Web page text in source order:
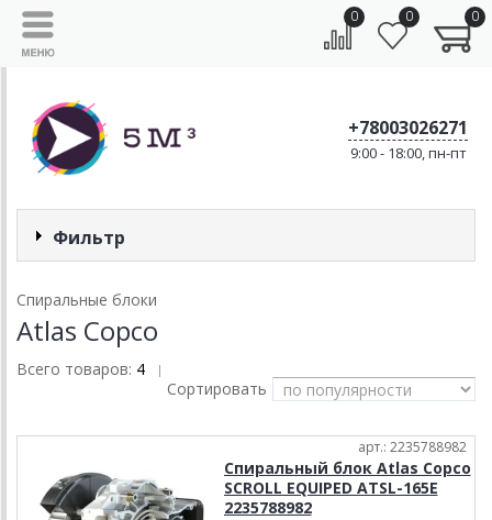
0 0 0
+78003026271
9:00 - 18:00, пн-пт
Фильтр
Спиральные блоки
Atlas Copco
Всего товаров: 4 |
Сортировать
арт.: 2235788982
Спиральный блок Atlas Copco
SCROLL EQUIPED ATSL-165E
2235788982